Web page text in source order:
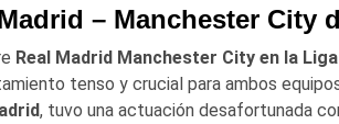
– Manchester City
Real Madrid Manchester City en la
tenso y crucial para ambos
, tuvo una actuación desafortunada